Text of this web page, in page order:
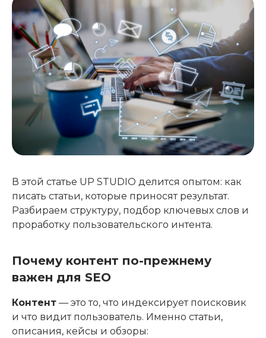
В этой статье UP STUDIO делится опытом: как
писать статьи, которые приносят результат.
Разбираем структуру, подбор ключевых слов и
проработку пользовательского интента.
Почему контент по-прежнему
важен для SEO
Контент — это то, что индексирует поисковик
и что видит пользователь. Именно статьи,
описания, кейсы и обзоры: